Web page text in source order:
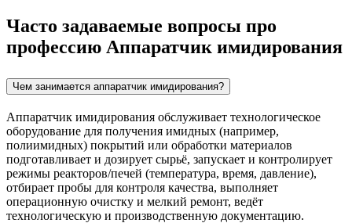
Часто задаваемые вопросы про
профессию Аппаратчик имидирования
Чем занимается аппаратчик имидирования?
Аппаратчик имидирования обслуживает технологическое
оборудование для получения имидных (например,
полиимидных) покрытий или обработки материалов
подготавливает и дозирует сырьё, запускает и контролирует
режимы реакторов/печей (температура, время, давление),
отбирает пробы для контроля качества, выполняет
операционную очистку и мелкий ремонт, ведёт
технологическую и производственную документацию.